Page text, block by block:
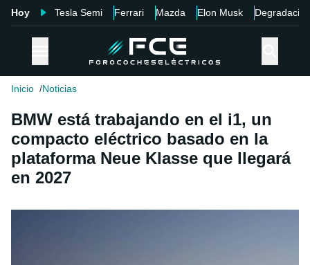
Hoy Tesla Semi Ferrari Mazda Elon Musk Degradación
Inicio Noticias
BMW está trabajando en el i1, un
compacto eléctrico basado en la
plataforma Neue Klasse que llegará
en 2027